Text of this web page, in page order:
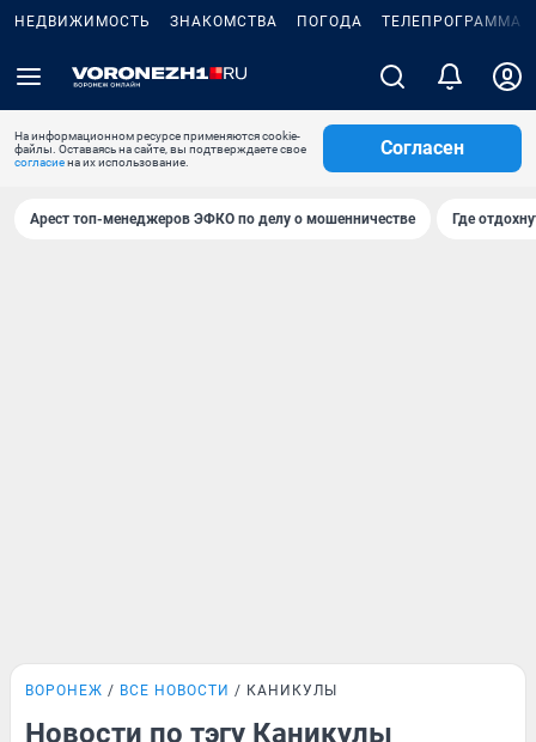
НЕДВИЖИМОСТЬ ЗНАКОМСТВА ПОГОДА ТЕЛЕПРОГРАММА
На информационном ресурсе применяются cookie-
файлы. Оставаясь на сайте, вы подтверждаете свое
согласиена их использование.
Согласен
Арест топ-менеджеров ЭФКО по делу о мошенничестве Где
ВОРОНЕЖ ВСЕ НОВОСТИ КАНИКУЛЫ
Новости по тэгу Каникулы